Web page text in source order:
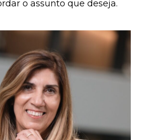
o assunto que deseja.